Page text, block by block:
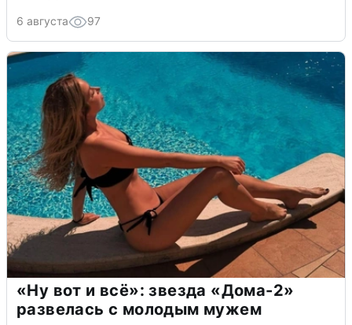
6 августа 97
«Ну вот и всё»: звезда «Дома-2»
развелась с молодым мужем